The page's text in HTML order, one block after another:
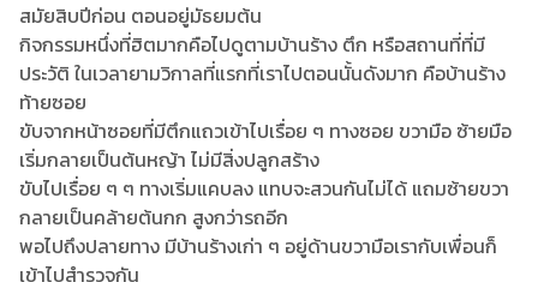
สมัยสิบปีก่อน ตอนอยู่มัธยมต้น
กิจกรรมหนึ่งที่ฮิตมากคือไปดูตามบ้านร้าง ตึก หรือสถานที่ที่มี
ประวัติ ในเวลายามวิกาลที่แรกที่เราไปตอนนั้นดังมาก คือบ้านร้าง
ท้ายซอย
ขับจากหน้าซอยที่มีตึกแถวเข้าไปเรื่อย ๆ ทางซอย ขวามือ ซ้ายมือ
เริ่มกลายเป็นต้นหญ้า ไม่มีสิ่งปลูกสร้าง
ขับไปเรื่อย ๆ ๆ ทางเริ่มแคบลง แทบจะสวนกันไม่ได้ แถมซ้ายขวา
กลายเป็นคล้ายต้นกก สูงกว่ารถอีก
พอไปถึงปลายทาง มีบ้านร้างเก่า ๆ อยู่ด้านขวามือเรากับเพื่อนก็
เข้าไปสำรวจกัน